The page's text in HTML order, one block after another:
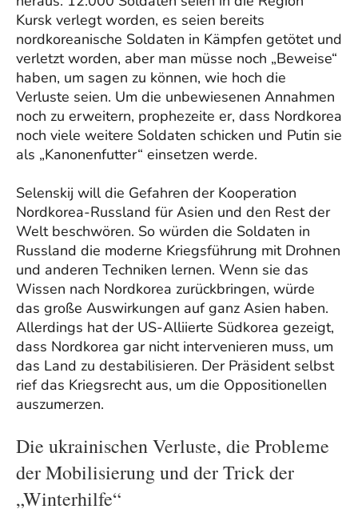
Kursk verlegt worden, es seien bereits
nordkoreanische Soldaten in Kämpfen getötet und
verletzt worden, aber man müsse noch „Beweise“
haben, um sagen zu können, wie hoch die
Verluste seien. Um die unbewiesenen Annahmen
noch zu erweitern, prophezeite er, dass Nordkorea
noch viele weitere Soldaten schicken und Putin sie
als „Kanonenfutter“ einsetzen werde.
Selenskij will die Gefahren der Kooperation
Nordkorea-Russland für Asien und den Rest der
Welt beschwören. So würden die Soldaten in
Russland die moderne Kriegsführung mit Drohnen
und anderen Techniken lernen. Wenn sie das
Wissen nach Nordkorea zurückbringen, würde
das große Auswirkungen auf ganz Asien haben.
Allerdings hat der US-Alliierte Südkorea gezeigt,
dass Nordkorea gar nicht intervenieren muss, um
das Land zu destabilisieren. Der Präsident selbst
rief das Kriegsrecht aus, um die Oppositionellen
auszumerzen.
Die ukrainischen Verluste, die Probleme
der Mobilisierung und der Trick der
„Winterhilfe“